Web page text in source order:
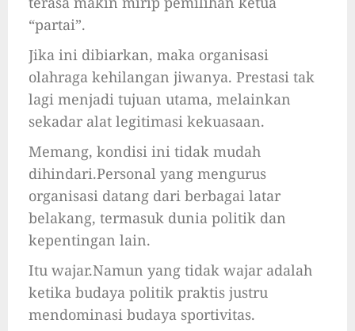
“partai”.
Jika ini dibiarkan, maka organisasi
olahraga kehilangan jiwanya. Prestasi tak
lagi menjadi tujuan utama, melainkan
sekadar alat legitimasi kekuasaan.
Memang, kondisi ini tidak mudah
dihindari.Personal yang mengurus
organisasi datang dari berbagai latar
belakang, termasuk dunia politik dan
kepentingan lain.
Itu wajar.Namun yang tidak wajar adalah
ketika budaya politik praktis justru
mendominasi budaya sportivitas.